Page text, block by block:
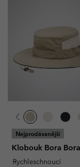
Nejprodávanější
Klobouk Bora
Rychleschnoucí